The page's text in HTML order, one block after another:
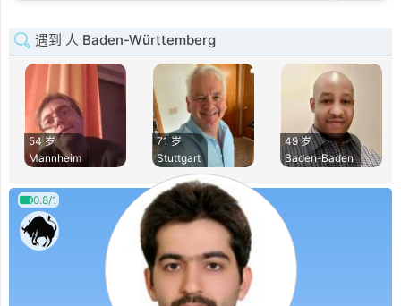
遇到 人 Baden-Württemberg
54 岁
Mannheim
71 岁
Stuttgart
49 岁
Baden-Baden
0.8/1